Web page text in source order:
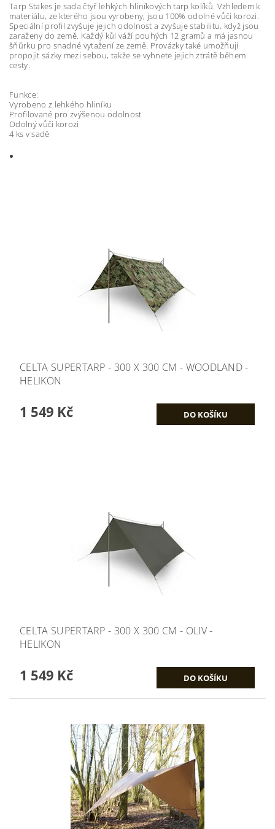
Tarp Stakes je sada čtyř lehkých hliníkových tarp kolíků. Vzhledem k
materiálu, ze kterého jsou vyrobeny, jsou 100% odolné vůči korozi.
Speciální profil zvyšuje jejich odolnost a zvyšuje stabilitu, když jsou
zaraženy do země. Každý kůl váží pouhých 12 gramů a má jasnou
šňůrku pro snadné vytažení ze země. Provázky také umožňují
propojit sázky mezi sebou, takže se vyhnete jejich ztrátě během
cesty.
Funkce:
Vyrobeno z lehkého hliníku
Profilované pro zvýšenou odolnost
Odolný vůči korozi
4 ks v sadě
CELTA SUPERTARP - 300 X 300 CM - WOODLAND -
HELIKON
1 549 Kč
CELTA SUPERTARP - 300 X 300 CM - OLIV -
HELIKON
1 549 Kč